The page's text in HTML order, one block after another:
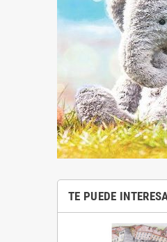
TE PUEDE